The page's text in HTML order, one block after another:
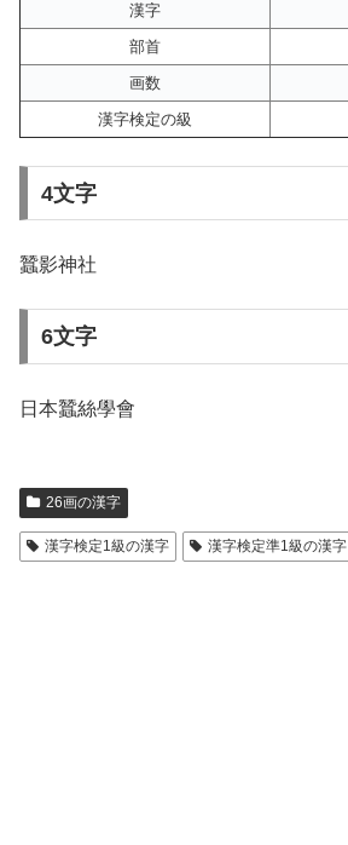
漢字
部首
画数
漢字検定の級
4文字
蠶影神社
6文字
日本蠶絲學會
26画の漢字
漢字検定1級の漢字 漢字検定準1級の漢字